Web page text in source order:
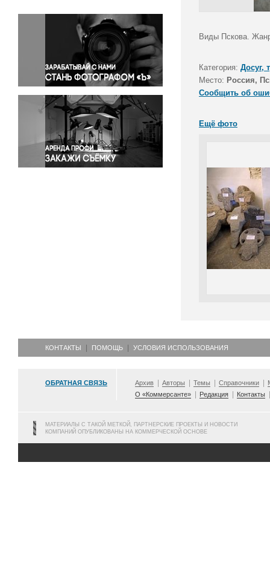
Окружающая среда
Политика
Правосудие
Происшествия и конфликты
Религия
Светская жизнь
Спорт
Экология
Экономика и бизнес
Виды Пскова.
Категория: Досуг,
Место: Россия,
Сообщить об
Ещё фото
КОНТАКТЫ ПОМОЩЬ УСЛОВИЯ ИСПОЛЬЗОВАНИЯ
ОБРАТНАЯ СВЯЗЬ Архив Авторы Темы Справочники
О «Коммерсанте»
Редакция Контакты
МАТЕРИАЛЫ С ТАКОЙ МЕТКОЙ, ПАРТНЕРСКИЕ ПРОЕКТЫ И НОВОСТИ
КОМПАНИЙ ОПУБЛИКОВАНЫ НА КОММЕРЧЕСКОЙ ОСНОВЕ